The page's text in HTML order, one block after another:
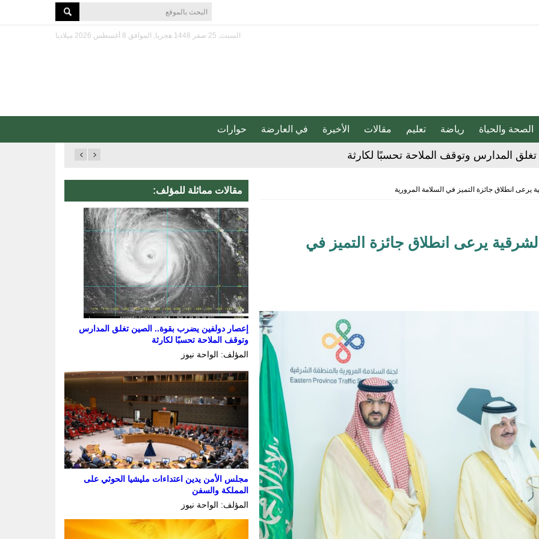
السبت, 25 صفر 1448 هجريا, الموافق 8 أغسطس 2026 ميلاديا
الصحة والحياة رياضة تعليم مقالات الأخيرة في العارضة حوارات
دون التأثير على الطعم
بين السعودية وتركيا وباكستان
للإبداع والاحترافية بقيادة محمد الضيف
منتجات قهوة وشوكولاتة مضاف إليها الجينسنغ
يختتمان “كاوست الصيفي ” للذكاء الاصطناعي
المدارس وتوقف الملاحة تحسبًا لكارثة
يرعى انطلاق جائزة التميز في السلامة المرورية
يرعى انطلاق جائزة التميز في
مقالات مماثلة للمؤلف:
إعصار دولفين يضرب بقوة.. الصين تغلق المدارس
وتوقف الملاحة تحسبًا لكارثة
المؤلف: الواحة نيوز
مجلس الأمن يدين اعتداءات مليشيا الحوثي على
المملكة والسفن
المؤلف: الواحة نيوز